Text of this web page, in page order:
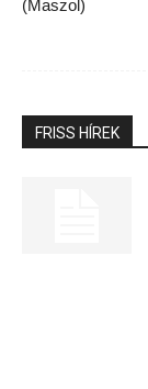
(Maszol)
FRISS HÍREK